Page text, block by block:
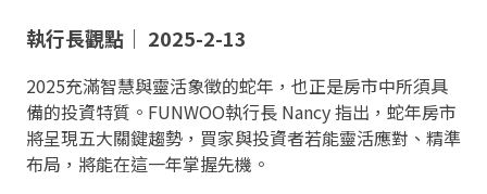
執行長觀點｜ 2025-2-13
2025充滿智慧與靈活象徵的蛇年，也正是房市中所須具
備的投資特質。FUNWOO執行長 Nancy 指出，蛇年房市
將呈現五大關鍵趨勢，買家與投資者若能靈活應對、精準
布局，將能在這一年掌握先機。